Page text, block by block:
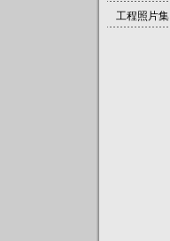
工程照片集